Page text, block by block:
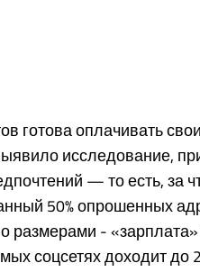
готова оплачивать
исследование,
— то есть, за
50% опрошенных
размерами -
соцсетях доходит до